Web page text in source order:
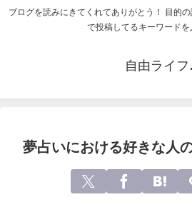
ブログを読みにきてくれてありがとう！ 目的
で投稿してるキーワード
自由ライフ
夢占いにおける好きな人